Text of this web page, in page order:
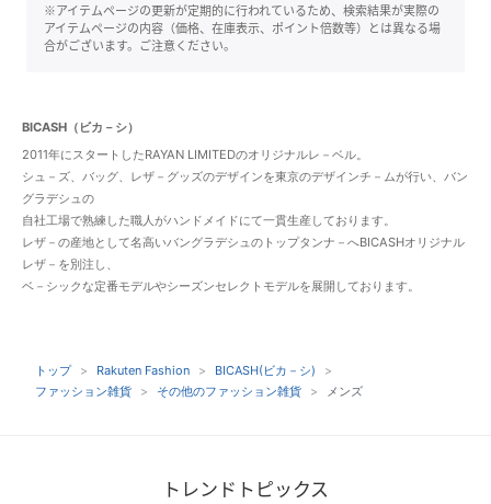
※アイテムページの更新が定期的に行われているため、検索結果が実際の
アイテムページの内容（価格、在庫表示、ポイント倍数等）とは異なる場
合がございます。ご注意ください。
BICASH（ビカ－シ）
2011年にスタートしたRAYAN LIMITEDのオリジナルレ－ベル。
シュ－ズ、バッグ、レザ－グッズのデザインを東京のデザインチ－ムが行い、バン
グラデシュの
自社工場で熟練した職人がハンドメイドにて一貫生産しております。
レザ－の産地として名高いバングラデシュのトップタンナ－へBICASHオリジナル
レザ－を別注し、
ベ－シックな定番モデルやシーズンセレクトモデルを展開しております。
トップ Rakuten Fashion
BICASH(ビカ－シ)
ファッション雑貨
その他のファッション雑貨 メンズ
トレンドトピックス